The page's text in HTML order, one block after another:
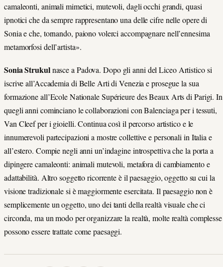
camaleonti, animali mimetici, mutevoli, dagli occhi grandi, quasi
ipnotici che da sempre rappresentano una delle cifre nelle opere di
Sonia e che, tornando, paiono volerci accompagnare nell’ennesima
metamorfosi dell’artista».
Sonia Strukulnasce a Padova. Dopo gli anni del Liceo Artistico si
iscrive all’Accademia di Belle Arti di Venezia e prosegue la sua
formazione all’Ecole Nationale Supérieure des Beaux Arts di Parigi. In
quegli anni cominciano le collaborazioni con Balenciaga per i tessuti,
Van Cleef per i gioielli. Continua così il percorso artistico e le
innumerevoli partecipazioni a mostre collettive e personali in Italia e
all’estero. Compie negli anni un’indagine introspettiva che la porta a
dipingere camaleonti: animali mutevoli, metafora di cambiamento e
adattabilità. Altro soggetto ricorrente è il paesaggio, oggetto su cui la
visione tradizionale si è maggiormente esercitata. Il paesaggio non è
semplicemente un oggetto, uno dei tanti della realtà visuale che ci
circonda, ma un modo per organizzare la realtà, molte realtà complesse
possono essere trattate come paesaggi.